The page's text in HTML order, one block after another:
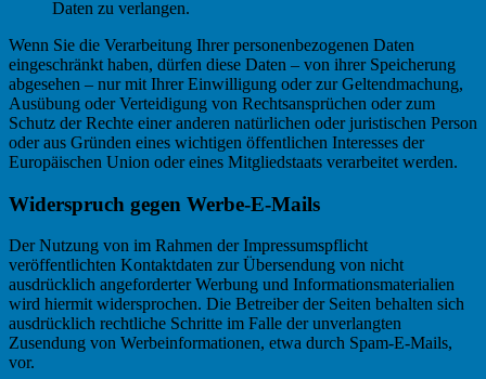
Daten zu verlangen.
Wenn Sie die Verarbeitung Ihrer personenbezogenen Daten
eingeschränkt haben, dürfen diese Daten – von ihrer Speicherung
abgesehen – nur mit Ihrer Einwilligung oder zur Geltendmachung,
Ausübung oder Verteidigung von Rechtsansprüchen oder zum
Schutz der Rechte einer anderen natürlichen oder juristischen Person
oder aus Gründen eines wichtigen öffentlichen Interesses der
Europäischen Union oder eines Mitgliedstaats verarbeitet werden.
Widerspruch gegen Werbe-E-Mails
Der Nutzung von im Rahmen der Impressumspflicht
veröffentlichten Kontaktdaten zur Übersendung von nicht
ausdrücklich angeforderter Werbung und Informationsmaterialien
wird hiermit widersprochen. Die Betreiber der Seiten behalten sich
ausdrücklich rechtliche Schritte im Falle der unverlangten
Zusendung von Werbeinformationen, etwa durch Spam-E-Mails,
vor.